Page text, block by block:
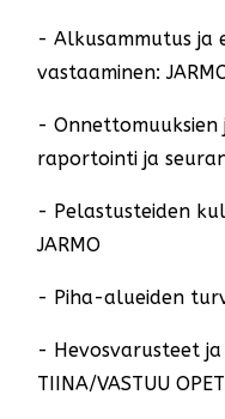
- Alkusammutus ja
vastaaminen:
-
raportointi ja
- Pelastusteiden
JARMO
- Piha-alueiden
- Hevosvarusteet
TIINA/VASTUU